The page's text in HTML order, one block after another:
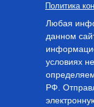
Политика
Любая
данном
условиях
РФ.